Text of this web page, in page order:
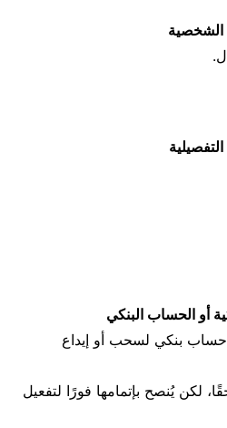
حساب بنكي لسحب أو إيداع
لكن يُنصح بإتمامها فورًا لتفعيل